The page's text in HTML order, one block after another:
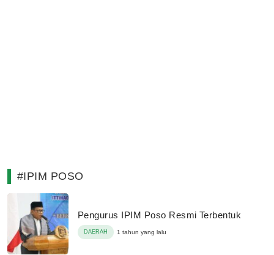
#IPIM POSO
Pengurus IPIM Poso Resmi Terbentuk
DAERAH 1 tahun yang lalu